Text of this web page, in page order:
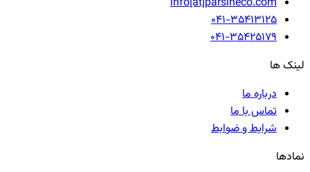
041-35413125
041-35425179
لینک ها
درباره ما
تماس با ما
شرایط و ضوابط
نمادها